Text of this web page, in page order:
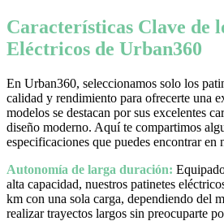
Características Clave de
Eléctricos de Urban360
En Urban360, seleccionamos solo los
calidad y rendimiento para ofrecerte una
modelos se destacan por sus excelentes
diseño moderno. Aquí te compartimos
especificaciones que puedes encontrar en
Autonomía de larga duración:
alta capacidad, nuestros patinetes
km con una sola carga, dependiendo del
realizar trayectos largos sin preocuparte